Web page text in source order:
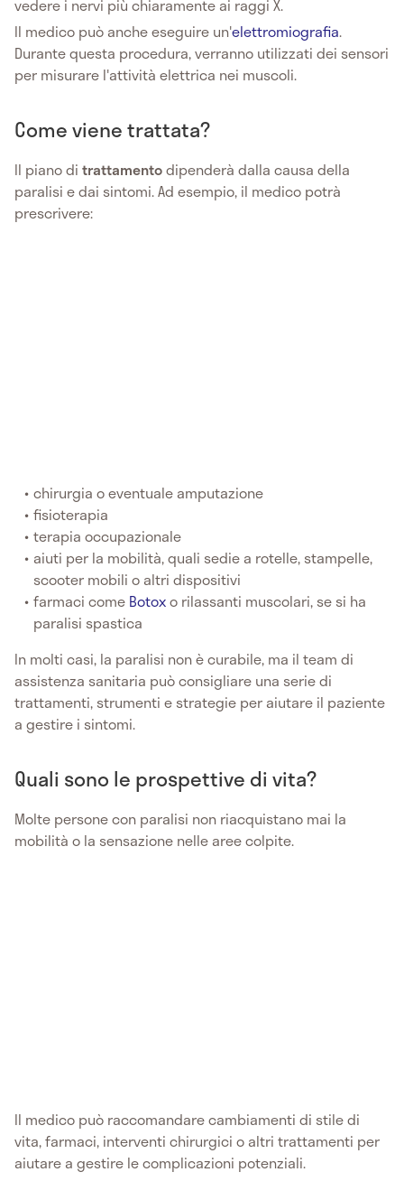
vedere i nervi più chiaramente ai raggi X.
Il medico può anche eseguire un'elettromiografia.
Durante questa procedura, verranno utilizzati dei sensori
per misurare l'attività elettrica nei muscoli.
Come viene trattata?
Il piano di trattamentodipenderà dalla causa della
paralisi e dai sintomi. Ad esempio, il medico potrà
prescrivere:
chirurgia o eventuale amputazione
fisioterapia
terapia occupazionale
aiuti per la mobilità, quali sedie a rotelle, stampelle,
scooter mobili o altri dispositivi
farmaci come Botoxo rilassanti muscolari, se si ha
paralisi spastica
In molti casi, la paralisi non è curabile, ma il team di
assistenza sanitaria può consigliare una serie di
trattamenti, strumenti e strategie per aiutare il paziente
a gestire i sintomi.
Quali sono le prospettive di vita?
Molte persone con paralisi non riacquistano mai la
mobilità o la sensazione nelle aree colpite.
Il medico può raccomandare cambiamenti di stile di
vita, farmaci, interventi chirurgici o altri trattamenti per
aiutare a gestire le complicazioni potenziali.